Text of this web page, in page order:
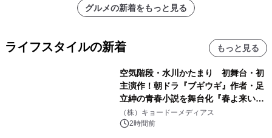
グルメの新着をもっと見る
ライフスタイルの新着 もっと見る
空気階段・水川かたまり 初舞台・初
主演作！朝ドラ『ブギウギ』作者・足
立紳の青春小説を舞台化『春よ来い、
マジで来い』キービジュアル解禁！
（株）キョードーメディアス
2時間前